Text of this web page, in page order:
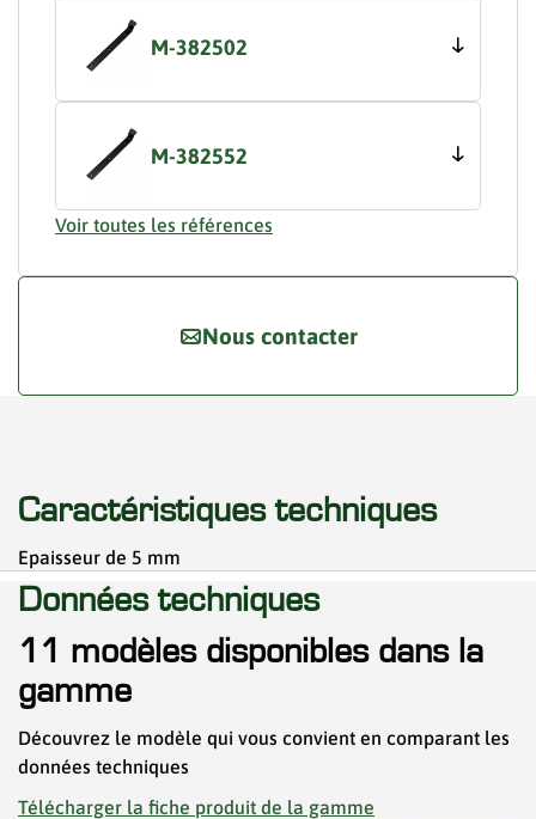
M-382502
M-382552
Voir toutes les références
Nous contacter
Caractéristiques techniques
Epaisseur de 5 mm
Données techniques
11 modèles disponibles dans la
gamme
Découvrez le modèle qui vous convient en comparant les
données techniques
Télécharger la fiche produit de la gamme